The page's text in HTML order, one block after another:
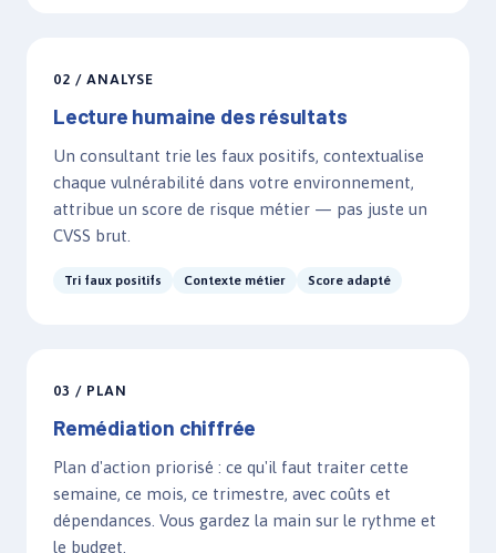
02 / ANALYSE
Lecture humaine des résultats
Un consultant trie les faux positifs, contextualise
chaque vulnérabilité dans votre environnement,
attribue un score de risque métier — pas juste un
CVSS brut.
Tri faux positifs Contexte métier Score adapté
03 / PLAN
Remédiation chiffrée
Plan d'action priorisé : ce qu'il faut traiter cette
semaine, ce mois, ce trimestre, avec coûts et
dépendances. Vous gardez la main sur le rythme et
le budget.